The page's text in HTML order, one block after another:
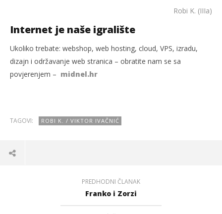
Robi K. (IIIa)
Internet je naše igralište
Ukoliko trebate: webshop, web hosting, cloud, VPS, izradu,
dizajn i održavanje web stranica – obratite nam se sa
povjerenjem – midnel.hr
TAGOVI: ROBI K. / VIKTOR IVAČNIĆ
PREDHODNI ČLANAK
Franko i Zorzi